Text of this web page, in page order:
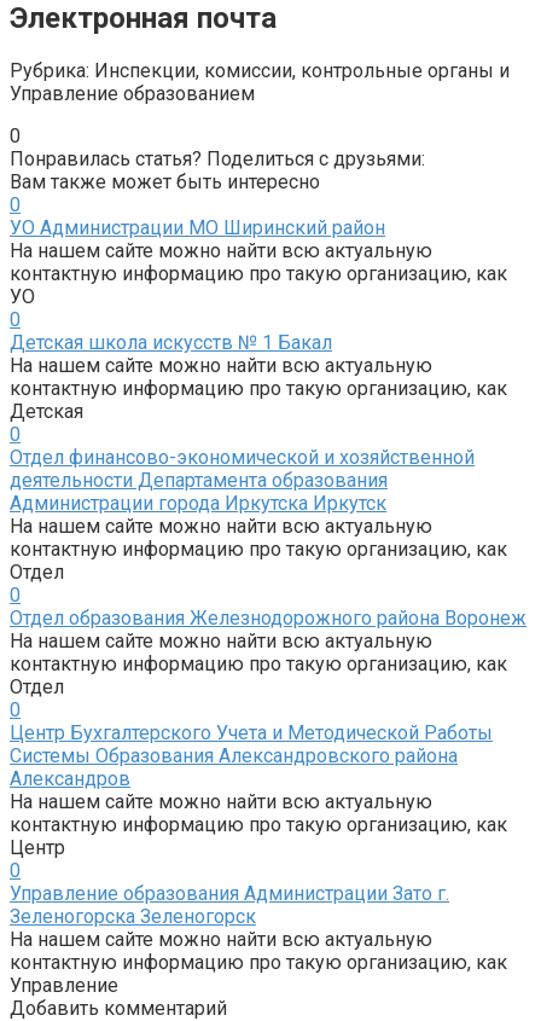
Электронная почта
Рубрика: Инспекции, комиссии, контрольные органы и
Управление образованием
0
Понравилась статья? Поделиться с друзьями:
Вам также может быть интересно
0
УО Администрации МО Ширинский район
На нашем сайте можно найти всю актуальную
контактную информацию про такую организацию, как
УО
0
Детская школа искусств № 1 Бакал
На нашем сайте можно найти всю актуальную
контактную информацию про такую организацию, как
Детская
0
Отдел финансово-экономической и хозяйственной
деятельности Департамента образования
Администрации города Иркутска Иркутск
На нашем сайте можно найти всю актуальную
контактную информацию про такую организацию, как
Отдел
0
Отдел образования Железнодорожного района Воронеж
На нашем сайте можно найти всю актуальную
контактную информацию про такую организацию, как
Отдел
0
Центр Бухгалтерского Учета и Методической Работы
Системы Образования Александровского района
Александров
На нашем сайте можно найти всю актуальную
контактную информацию про такую организацию, как
Центр
0
Управление образования Администрации Зато г.
Зеленогорска Зеленогорск
На нашем сайте можно найти всю актуальную
контактную информацию про такую организацию, как
Управление
Добавить комментарий